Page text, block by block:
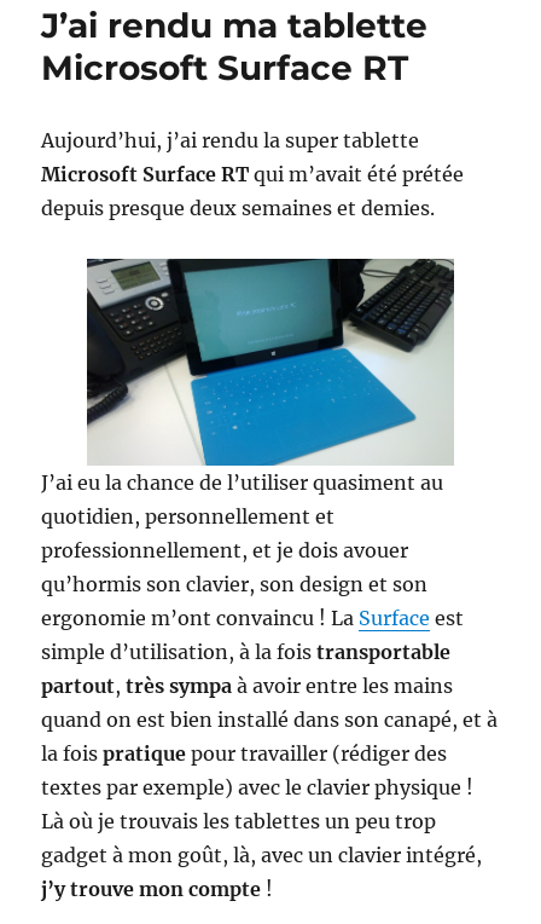
pour
nouvel
J’ai rendu ma tablette
Microsoft Surface RT
Aujourd’hui, j’ai rendu la super tablette
Microsoft Surface RT qui m’avait été prétée
depuis presque deux semaines et demies.
J’ai eu la chance de l’utiliser quasiment au
quotidien, personnellement et
professionnellement, et je dois avouer
qu’hormis son clavier, son design et son
ergonomie m’ont convaincu ! La Surface est
simple d’utilisation, à la foistransportable
partout,très sympa à avoir entre les mains
quand on est bien installé dans son canapé, et à
la foispratique pour travailler (rédiger des
textes par exemple) avec le clavier physique !
Là où je trouvais les tablettes un peu trop
gadget à mon goût, là, avec un clavier intégré,
j’y trouve mon compte !